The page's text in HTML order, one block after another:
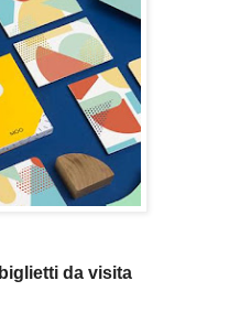
biglietti da visita